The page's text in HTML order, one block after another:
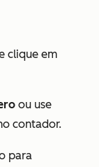
clique em
ou use
contador.
para